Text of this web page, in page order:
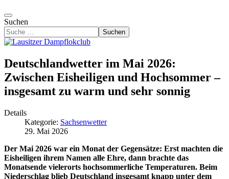
Suchen
Suchen
Deutschlandwetter im Mai 2026:
Zwischen Eisheiligen und Hochsommer –
insgesamt zu warm und sehr sonnig
Details
Kategorie: Sachsenwetter
29. Mai 2026
Der Mai 2026 war ein Monat der Gegensätze: Erst machten die
Eisheiligen ihrem Namen alle Ehre, dann brachte das
Monatsende vielerorts hochsommerliche Temperaturen. Beim
Niederschlag blieb Deutschland insgesamt knapp unter dem